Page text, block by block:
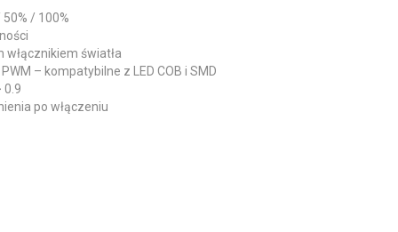
/ 100%
włącznikiem światła
– kompatybilne z LED COB i SMD
0.9
po włączeniu